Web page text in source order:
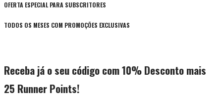
OFERTA ESPECIAL PARA SUBSCRITORES
TODOS OS MESES COM PROMOÇÕES EXCLUSIVAS
Receba já o seu código com 10% Desconto mais
25 Runner Points!